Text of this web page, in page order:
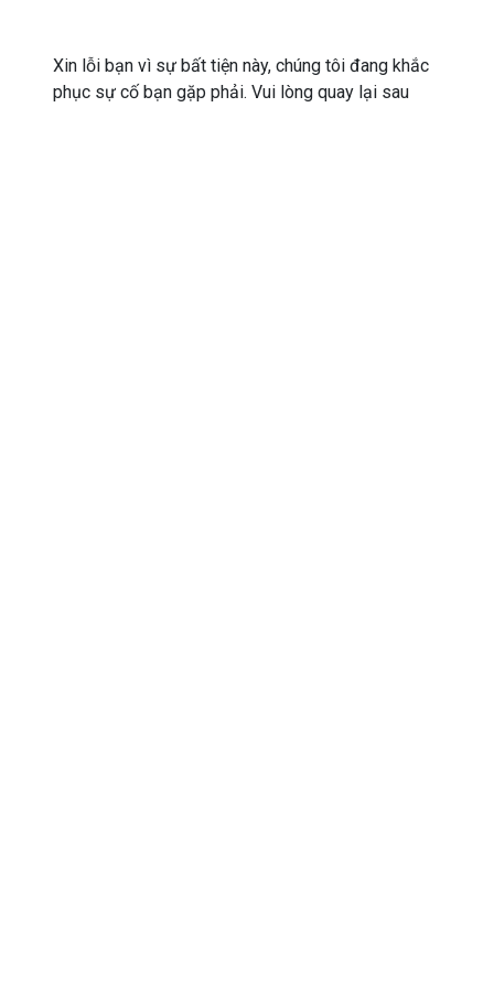
Xin lỗi bạn vì sự bất tiện này, chúng tôi đang khắc
phục sự cố bạn gặp phải. Vui lòng quay lại sau